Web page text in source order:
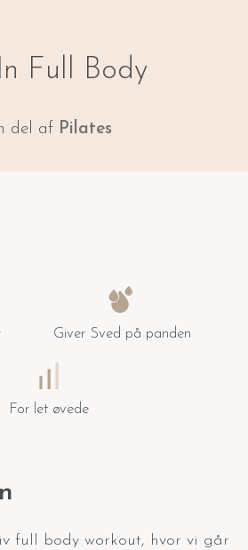
Full Body
del af Pilates
Giver Sved på panden
For let øvede
full body workout, hvor vi går